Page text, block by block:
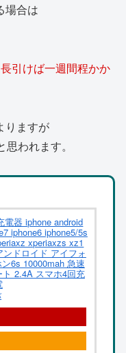
場合は
引けば一週間程かか
りますが
思われます。
電器 iphone android
iphone6 iphone5/5s
xperiaxzs xz1
ドロイド アイフォ
6s 10000mah 急速
2.4A スマホ4回充